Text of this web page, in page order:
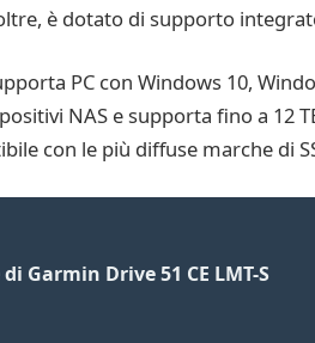
è dotato di supporto
PC con Windows 10,
NAS e supporta fino a 12
con le più diffuse marche di
Garmin Drive 51 CE LMT-S